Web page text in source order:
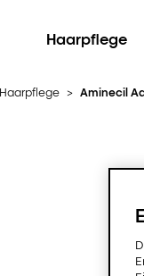
Haarpflege
Haarpflege > Aminecil